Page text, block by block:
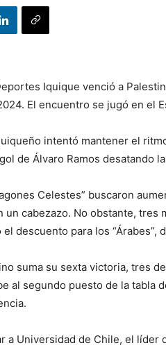
Iquique venció a
El encuentro se jugó en el
intentó mantener el
de Álvaro Ramos desatando
Celestes” buscaron
un cabezazo. No obstante, tres
descuento para los “Árabes”,
suma su sexta victoria, tres
al segundo puesto de la tabla
a Universidad de Chile, el líder